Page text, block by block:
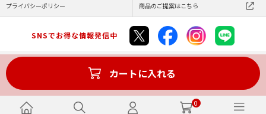
0
カートに入れる
プライバシーポリシー 商品のご提案はこちら
SNSでお得な情報発信中